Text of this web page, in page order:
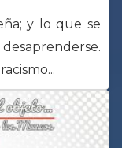
y lo que se